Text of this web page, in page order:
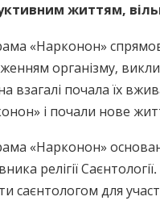
життям,
«Нарконон»
організму,
взагалі почала їх
і почали нове
«Нарконон»
релігії
саєнтологом для